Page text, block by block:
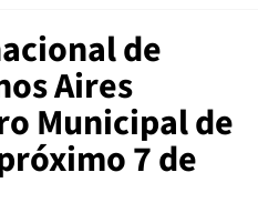
de
Aires
Municipal de
7 de